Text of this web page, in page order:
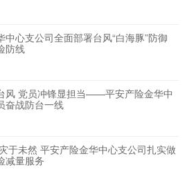
中心支公司全面部署台风“白海豚”防御
防线
风 党员冲锋显担当——平安产险金华中
奋战防台一线
于未然 平安产险金华中心支公司扎实做
减量服务